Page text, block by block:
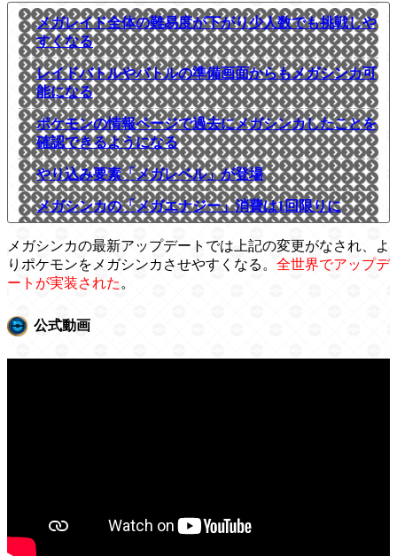
メガレイド全体の難易度が下がり少人数でも挑戦しや
すくなる
レイドバトルやバトルの準備画面からもメガシンカ可
能になる
ポケモンの情報ページで過去にメガシンカしたことを
確認できるようになる
やり込み要素「メガレベル」が登場
メガシンカの「メガエナジー」消費は1回限りに
メガシンカの最新アップデートでは上記の変更がなされ、よ
りポケモンをメガシンカさせやすくなる。 全世界でアップデ
ートが実装された。
公式動画